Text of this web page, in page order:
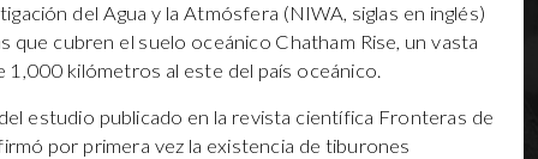
del Agua y la Atmósfera (NIWA, siglas en inglés)
que cubren el suelo oceánico Chatham Rise, un vasta
1,000 kilómetros al este del país oceánico.
estudio publicado en la revista científica Fronteras de
por primera vez la existencia de tiburones